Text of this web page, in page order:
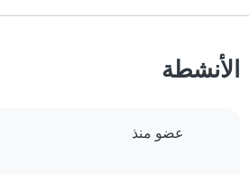
الأنشطة
عضو منذ